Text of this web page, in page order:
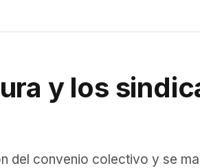
y los
del convenio colectivo y se